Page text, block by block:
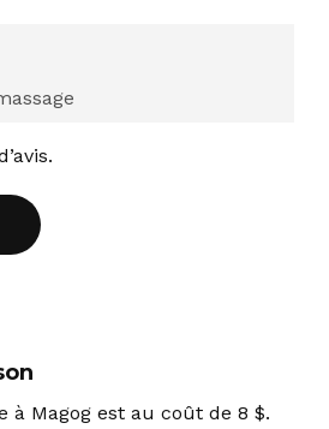
à Magog est au coût de 8 $.